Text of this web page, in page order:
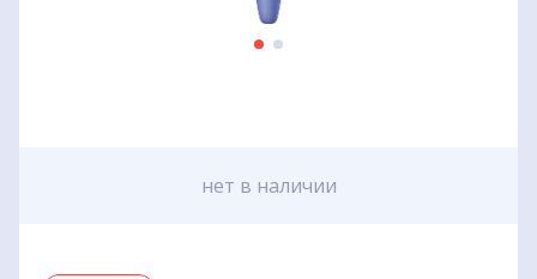
нет в наличии